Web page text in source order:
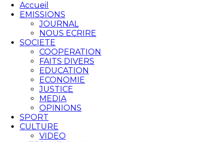
Accueil
EMISSIONS
JOURNAL
NOUS ECRIRE
SOCIETE
COOPERATION
FAITS DIVERS
EDUCATION
ECONOMIE
JUSTICE
MEDIA
OPINIONS
SPORT
CULTURE
VIDEO